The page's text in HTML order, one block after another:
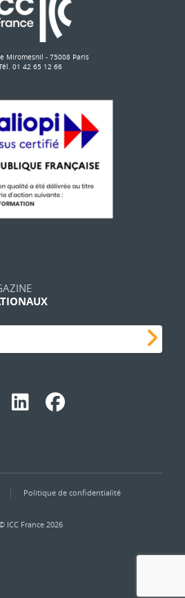
Miromesnil - 75008 Paris
01 42 65 12 66
Politique de confidentialité
ICC France 2026